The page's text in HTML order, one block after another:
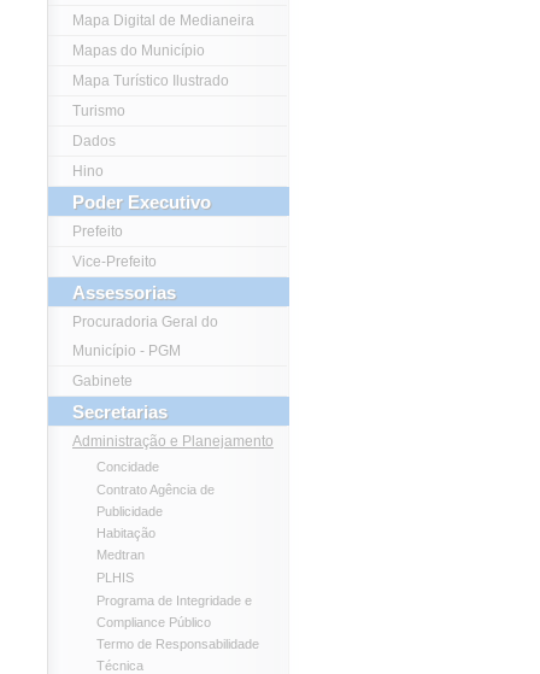
Mapa Digital de Medianeira
Mapas do Município
Mapa Turístico Ilustrado
Turismo
Dados
Hino
Poder Executivo
Prefeito
Vice-Prefeito
Assessorias
Procuradoria Geral do
Município - PGM
Gabinete
Secretarias
Administração e Planejamento
Concidade
Contrato Agência de
Publicidade
Habitação
Medtran
PLHIS
Programa de Integridade e
Compliance Público
Termo de Responsabilidade
Técnica